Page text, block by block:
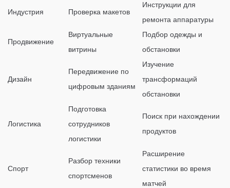
Индустрия Проверка макетов
Инструкции для
ремонта аппаратуры
Продвижение
Виртуальные
витрины
Подбор одежды и
обстановки
Дизайн
Передвижение по
цифровым зданиям
Изучение
трансформаций
обстановки
Логистика
Подготовка
сотрудников
логистики
Поиск при нахождении
продуктов
Спорт
Разбор техники
спортсменов
Расширение
статистики во время
матчей